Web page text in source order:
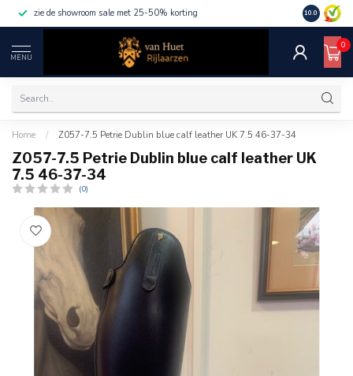
zie de showroom sale met 25-50% korting 10.0
MENU
0
Home / Z057-7.5 Petrie Dublin blue calf leather UK 7.5 46-37-34
Z057-7.5 Petrie Dublin blue calf leather UK
7.5 46-37-34
(0)